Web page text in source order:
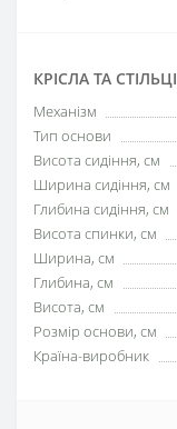
КРІСЛА ТА СТІЛЬЦІ
Механізм
Тип основи
Висота сидіння, см
Ширина сидіння, см
Глибина сидіння, см
Висота спинки, см
Ширина, см
Глибина, см
Висота, см
Розмір основи, см
Країна-виробник